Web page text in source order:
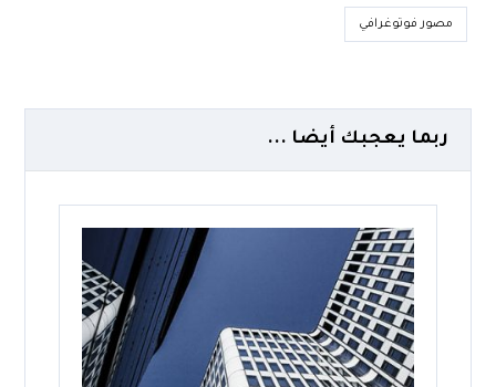
مصور فوتوغرافي
ربما يعجبك أيضا ...